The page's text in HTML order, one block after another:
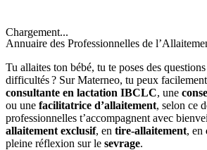
Chargement...
Annuaire des Professionnelles de
Tu allaites ton bébé, tu te poses des
difficultés ? Sur Materneo, tu peux
consultante en lactation IBCLC, une
ou une facilitatrice d’allaitement, selon ce
professionnelles t’accompagnent avec
allaitement exclusif, en tire-allaitement, en
pleine réflexion sur le sevrage.